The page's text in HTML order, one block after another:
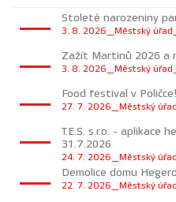
Stoleté narozeniny
3. 8. 2026_Městský
Zažít Martinů 2026 a
3. 8. 2026_Městský
Food festival v Poličce!
27. 7. 2026_Městský
T.E.S. s.r.o. - aplikace
31.7.2026
24. 7. 2026_Městský
Demolice domu
22. 7. 2026_Městský